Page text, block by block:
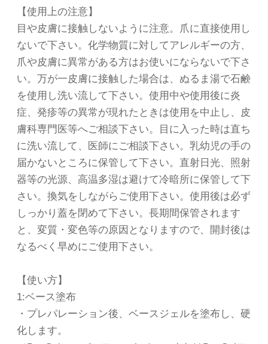
【使用上の注意】
目や皮膚に接触しないように注意。爪に直接使用し
ないで下さい。化学物質に対してアレルギーの方、
爪や皮膚に異常がある方はお使いにならないで下さ
い。万が一皮膚に接触した場合は、ぬるま湯で石鹸
を使用し洗い流して下さい。使用中や使用後に炎
症、発疹等の異常が現れたときは使用を中止し、皮
膚科専門医等へご相談下さい。目に入った時は直ち
に洗い流して、医師にご相談下さい。乳幼児の手の
届かないところに保管して下さい。直射日光、照射
器等の光源、高温多湿は避けて冷暗所に保管して下
さい。換気をしながらご使用下さい。使用後は必ず
しっかり蓋を閉めて下さい。長期間保管されます
と、変質・変色等の原因となりますので、開封後は
なるべく早めにご使用下さい。
【使い方】
1:ベース塗布
・プレパレーション後、ベースジェルを塗布し、硬
化します。